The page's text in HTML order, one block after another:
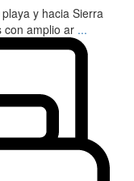
y hacia Sierra
con amplio ar ...